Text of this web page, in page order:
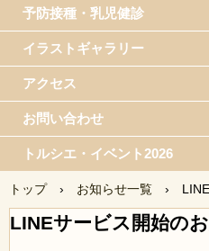
予防接種・乳児健診
イラストギャラリー
アクセス
お問い合わせ
トルシエ・イベント2026
トップ › お知らせ一覧 ›
LINEサービス開始の